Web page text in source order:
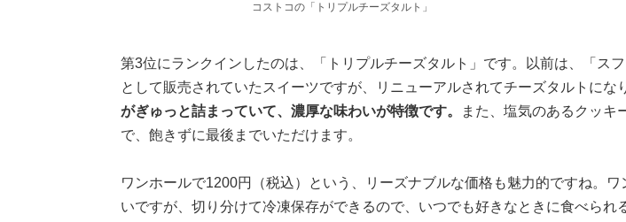
コストコの「トリプルチーズタルト」
第3位にランクインしたのは、「トリプルチーズタルト」です。以前は、「スフ
として販売されていたスイーツですが、リニューアルされてチーズタルトにな
がぎゅっと詰まっていて、濃厚な味わいが特徴です。
また、塩気のあるクッキ
で、飽きずに最後までいただけます。
ワンホールで1200円（税込）という、リーズナブルな価格も魅力的ですね。ワ
いですが、切り分けて冷凍保存ができるので、いつでも好きなときに食べられ